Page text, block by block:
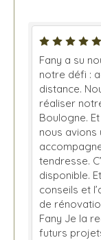
Fany a su
notre défi :
distance.
réaliser
Boulogne.
nous avions
tendresse.
disponible.
conseils et
de
Fany Je la
futurs